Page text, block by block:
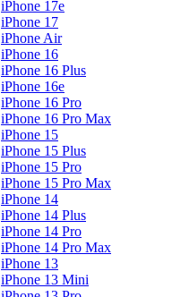
iPhone 17e
iPhone 17
iPhone Air
iPhone 16
iPhone 16 Plus
iPhone 16e
iPhone 16 Pro
iPhone 16 Pro Max
iPhone 15
iPhone 15 Plus
iPhone 15 Pro
iPhone 15 Pro Max
iPhone 14
iPhone 14 Plus
iPhone 14 Pro
iPhone 14 Pro Max
iPhone 13
iPhone 13 Mini